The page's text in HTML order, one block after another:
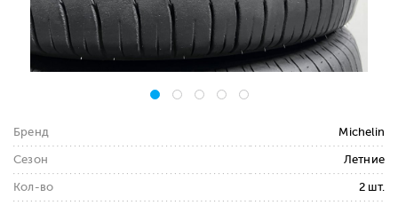
Бренд Michelin
Сезон Летние
Кол-во 2 шт.